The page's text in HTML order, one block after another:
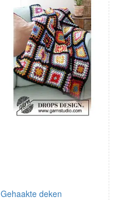
Gehaakte deken